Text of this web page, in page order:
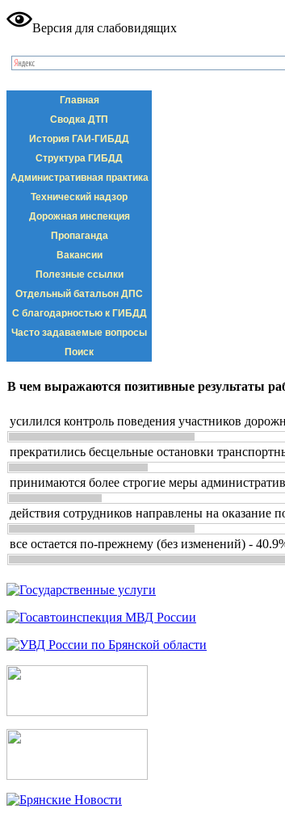
Версия для слабовидящих
Главная
Сводка ДТП
История ГАИ-ГИБДД
Структура ГИБДД
Административная практика
Технический надзор
Дорожная инспекция
Пропаганда
Вакансии
Полезные ссылки
Отдельный батальон ДПС
С благодарностью к ГИБДД
Часто задаваемые вопросы
Поиск
В чем выражаются позитивные результаты
усилился контроль поведения участников
прекратились бесцельные остановки
принимаются более строгие меры
действия сотрудников направлены на
все остается по-прежнему (без изменений) -